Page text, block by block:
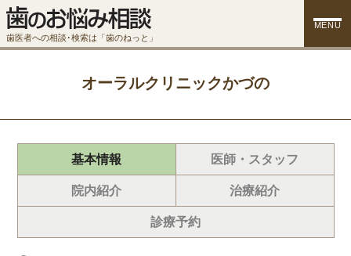
歯医者への相談･検索は「歯のねっと」
MENU
オーラルクリニックかづの
基本情報 医師・スタッフ
院内紹介 治療紹介
診療予約